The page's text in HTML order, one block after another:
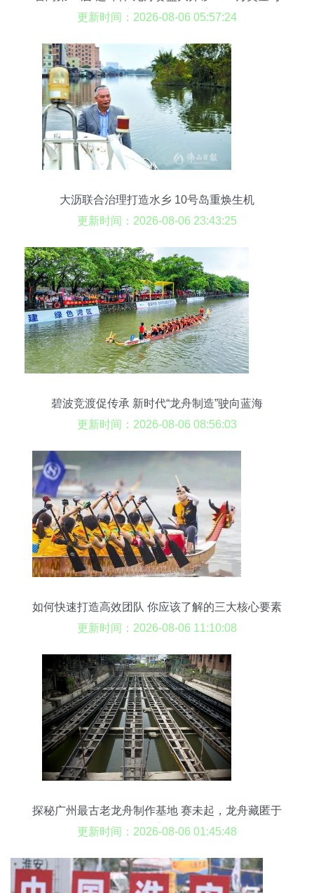
百年龙舟制造工艺同台亮相
更新时间：2026-08-06 05:57:24
大沥联合治理打造水乡 10号岛重焕生机
更新时间：2026-08-06 23:43:25
碧波竞渡促传承 新时代“龙舟制造”驶向蓝海
更新时间：2026-08-06 08:56:03
如何快速打造高效团队 你应该了解的三大核心要素
更新时间：2026-08-06 11:10:08
探秘广州最古老龙舟制作基地 赛未起，龙舟藏匿于
谁家?
更新时间：2026-08-06 01:45:48